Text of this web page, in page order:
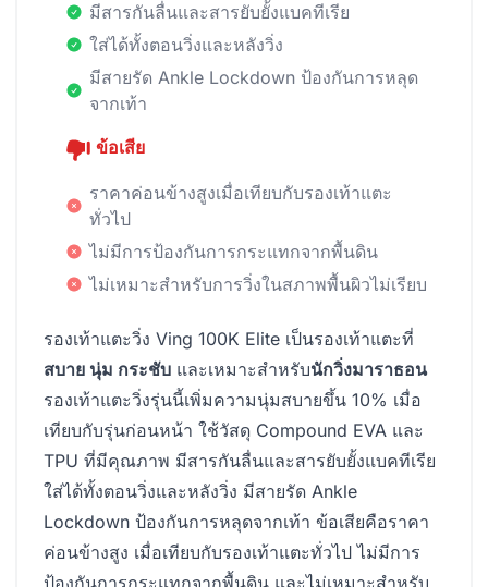
มีสารกันลื่นและสารยับยั้งแบคทีเรีย
ใส่ได้ทั้งตอนวิ่งและหลังวิ่ง
มีสายรัด Ankle Lockdown ป้องกันการหลุด
จากเท้า
ข้อเสีย
ราคาค่อนข้างสูงเมื่อเทียบกับรองเท้าแตะ
ทั่วไป
ไม่มีการป้องกันการกระแทกจากพื้นดิน
ไม่เหมาะสำหรับการวิ่งในสภาพพื้นผิวไม่เรียบ
รองเท้าแตะวิ่ง Ving 100K Elite เป็นรองเท้าแตะที่
สบาย นุ่ม กระชับ และเหมาะสำหรับนักวิ่งมาราธอน
รองเท้าแตะวิ่งรุ่นนี้เพิ่มความนุ่มสบายขึ้น 10% เมื่อ
เทียบกับรุ่นก่อนหน้า ใช้วัสดุ Compound EVA และ
TPU ที่มีคุณภาพ มีสารกันลื่นและสารยับยั้งแบคทีเรีย
ใส่ได้ทั้งตอนวิ่งและหลังวิ่ง มีสายรัด Ankle
Lockdown ป้องกันการหลุดจากเท้า ข้อเสียคือราคา
ค่อนข้างสูง เมื่อเทียบกับรองเท้าแตะทั่วไป ไม่มีการ
ป้องกันการกระแทกจากพื้นดิน และไม่เหมาะสำหรับ